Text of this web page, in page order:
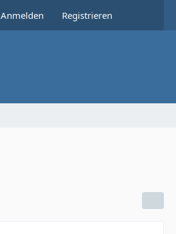
Anmelden Registrieren